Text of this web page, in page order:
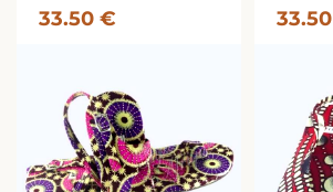
33.50 € 33.50